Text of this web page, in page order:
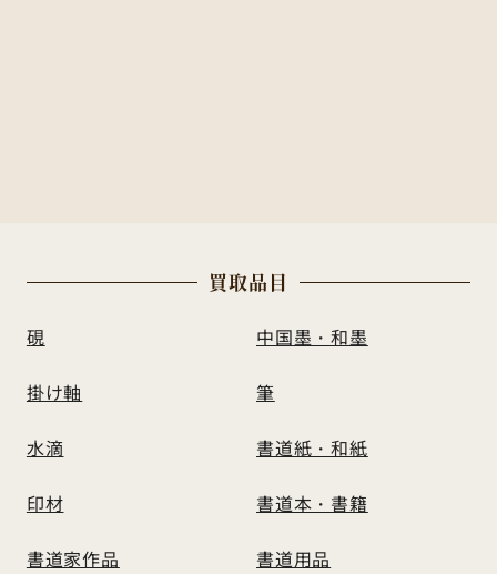
買取品 目
硯 中国墨・和墨
掛け軸 筆
水滴 書道紙・和紙
印材 書道本・書籍
書道家作品 書道用品